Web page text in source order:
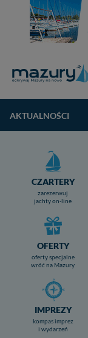
AKTUALNOŚCI
CZARTERY
zarezerwuj
jachty on-line
OFERTY
oferty specjalne
wróć na Mazury
IMPREZY
kompas imprez
i wydarzeń